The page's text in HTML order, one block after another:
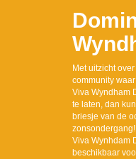
Met uitzicht
community
Viva Wyndham
te laten, dan
briesje van de
zonsondergang!
Viva Wynhdam
beschikbaar